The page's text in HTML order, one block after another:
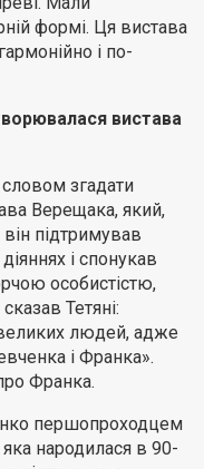
формі. Ця вистава
і по-
вистава
згадати
Верещака, який,
підтримував
і спонукав
особистістю,
Тетяні:
людей, адже
і Франка».
Франка.
першопроходцем
яка народилася в 90-